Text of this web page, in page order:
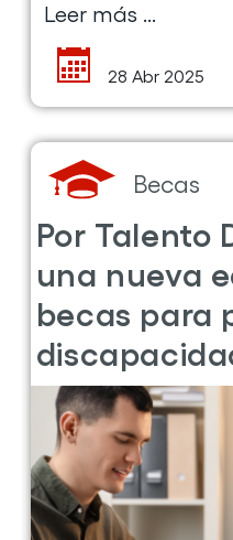
de
los
perfiles
por
las
de
demanda
profesionales
Leer más ...
la
Por
Talento
28 Abr 2025